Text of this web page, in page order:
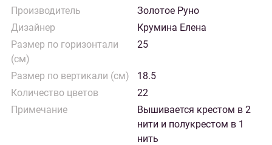
Производитель
Золотое Руно
Дизайнер
Крумина Елена
Размер по горизонтали
(см)
25
Размер по вертикали (см)
18.5
Количество цветов
22
Примечание
Вышивается крестом в 2
нити и полукрестом в 1
нить